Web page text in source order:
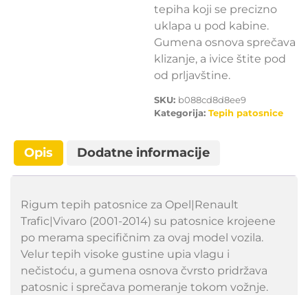
tepiha koji se precizno
uklapa u pod kabine.
Gumena osnova sprečava
klizanje, a ivice štite pod
od prljavštine.
SKU: b088cd8d8ee9
Kategorija: Tepih patosnice
Opis Dodatne informacije
Rigum tepih patosnice za Opel|Renault
Trafic|Vivaro (2001-2014) su patosnice krojeene
po merama specifičnim za ovaj model vozila.
Velur tepih visoke gustine upia vlagu i
nečistoću, a gumena osnova čvrsto pridržava
patosnic i sprečava pomeranje tokom vožnje.